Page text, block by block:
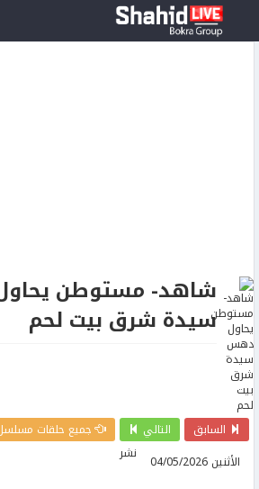
شاهد- مستوطن
سيدة شرق بيت لحم
السابق التالي
جميع حلقات مسلسل
نشر
الأثنين 04/05/2026